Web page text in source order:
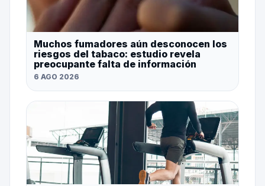
Muchos fumadores aún desconocen los
riesgos del tabaco: estudio revela
preocupante falta de información
6 AGO 2026